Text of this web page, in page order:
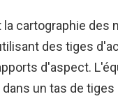
cartographie des
des tiges
d'aspect.
un tas de